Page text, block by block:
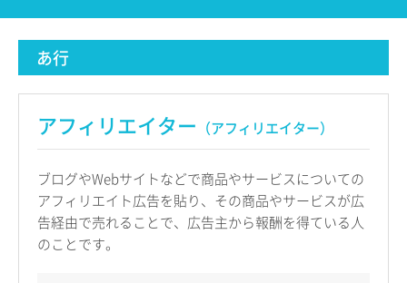
あ行
アフィリエイター （アフィリエイター）
ブログやWebサイトなどで商品やサービスについての
アフィリエイト広告を貼り、その商品やサービスが広
告経由で売れることで、広告主から報酬を得ている人
のことです。